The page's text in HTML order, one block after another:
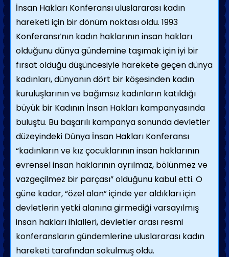
İnsan Hakları Konferansı uluslararası kadın
hareketi için bir dönüm noktası oldu. 1993
Konferansı’nın kadın haklarının insan hakları
olduğunu dünya gündemine taşımak için iyi bir
fırsat olduğu düşüncesiyle harekete geçen dünya
kadınları, dünyanın dört bir köşesinden kadın
kuruluşlarının ve bağımsız kadınların katıldığı
büyük bir Kadının İnsan Hakları kampanyasında
buluştu. Bu başarılı kampanya sonunda devletler
düzeyindeki Dünya İnsan Hakları Konferansı
“kadınların ve kız çocuklarının insan haklarının
evrensel insan haklarının ayrılmaz, bölünmez ve
vazgeçilmez bir parçası” olduğunu kabul etti. O
güne kadar, “özel alan” içinde yer aldıkları için
devletlerin yetki alanına girmediği varsayılmış
insan hakları ihlalleri, devletler arası resmi
konferansların gündemlerine uluslararası kadın
hareketi tarafından sokulmuş oldu.